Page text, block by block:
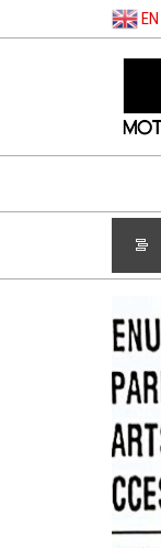
EN